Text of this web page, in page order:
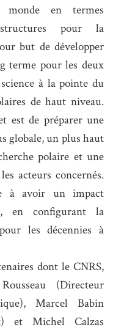
en termes
pour la
but de développer
terme pour les deux
à la pointe du
de haut niveau.
est de préparer une
globale, un plus haut
polaire et une
acteurs concernés.
à avoir un impact
en configurant la
les décennies à
dont le CNRS,
(Directeur
Marcel Babin
et Michel Calzas